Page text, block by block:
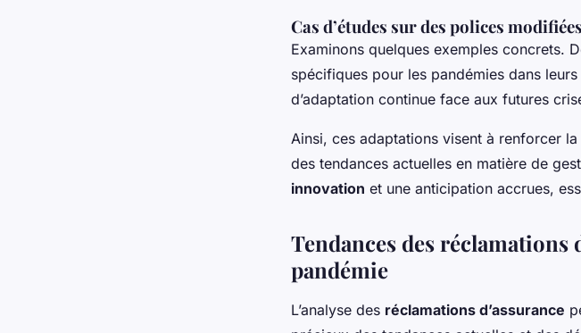
Cas d’études sur des polices modifiées
Examinons quelques exemples concrets.
spécifiques pour les pandémies dans
d’adaptation continue face aux futures
Ainsi, ces adaptations visent à renforcer
des tendances actuelles en matière de
innovation et une anticipation accrues,
Tendances des
pandémie
L’analyse des réclamations d’assurance